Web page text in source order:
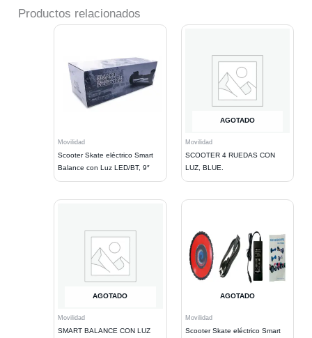
Productos relacionados
Movilidad
Scooter Skate eléctrico Smart
Balance con Luz LED/BT, 9″
AGOTADO
Movilidad
SCOOTER 4 RUEDAS CON
LUZ, BLUE.
AGOTADO
Movilidad
SMART BALANCE CON LUZ
AGOTADO
Movilidad
Scooter Skate eléctrico Smart